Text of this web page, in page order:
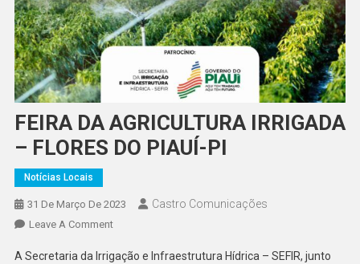
FEIRA DA AGRICULTURA IRRIGADA
– FLORES DO PIAUÍ-PI
Notícias Locais
31 De Março De 2023 Castro Comunicações
Leave A Comment
A Secretaria da Irrigação e Infraestrutura Hídrica – SEFIR, junto